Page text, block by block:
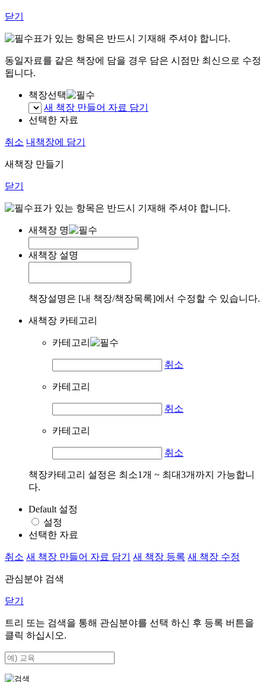
닫기
표가 있는 항목은 반드시 기재해 주셔야 합니다.
동일자료를 같은 책장에 담을 경우 담은 시점만 최신으로 수정
됩니다.
책장선택
새 책장 만들어 자료 담기
선택한 자료
취소 내책장에 담기
새책장 만들기
닫기
표가 있는 항목은 반드시 기재해 주셔야 합니다.
새책장 명
새책장 설명
책장설명은 [내 책장/책장목록]에서 수정할 수 있습니다.
새책장 카테고리
카테고리
취소
카테고리
취소
카테고리
취소
책장카테고리 설정은 최소1개 ~ 최대3개까지 가능합니
다.
Default 설정
설정
선택한 자료
취소 새 책장 만들어 자료 담기 새 책장 등록 새 책장 수정
관심분야 검색
닫기
트리 또는 검색을 통해 관심분야를 선택 하신 후 등록 버튼을
클릭 하십시오.